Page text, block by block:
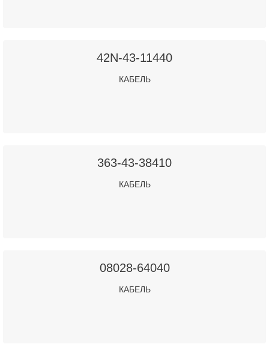
42N-43-11440
КАБЕЛЬ
363-43-38410
КАБЕЛЬ
08028-64040
КАБЕЛЬ